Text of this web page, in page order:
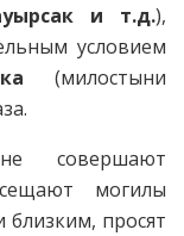
и т.д.),
условием
(милостыни
совершают
могилы
просят